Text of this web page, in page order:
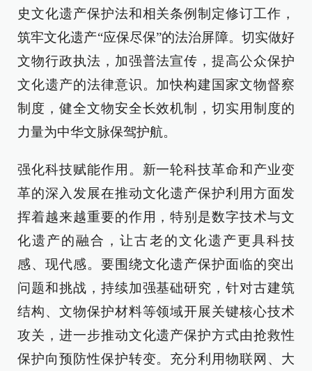
史文化遗产保护法和相关条例制定修订工作，
筑牢文化遗产“应保尽保”的法治屏障。切实做好
文物行政执法，加强普法宣传，提高公众保护
文化遗产的法律意识。加快构建国家文物督察
制度，健全文物安全长效机制，切实用制度的
力量为中华文脉保驾护航。
强化科技赋能作用。新一轮科技革命和产业变
革的深入发展在推动文化遗产保护利用方面发
挥着越来越重要的作用，特别是数字技术与文
化遗产的融合，让古老的文化遗产更具科技
感、现代感。要围绕文化遗产保护面临的突出
问题和挑战，持续加强基础研究，针对古建筑
结构、文物保护材料等领域开展关键核心技术
攻关，进一步推动文化遗产保护方式由抢救性
保护向预防性保护转变。充分利用物联网、大